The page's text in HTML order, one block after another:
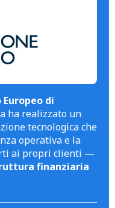
Europeo di
ha realizzato un
tecnologica che
operativa e la
ai propri clienti —
finanziaria